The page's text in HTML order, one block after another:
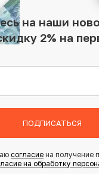
на наши
2% на
ПОДПИСАТЬСЯ
согласиена получение
на обработку